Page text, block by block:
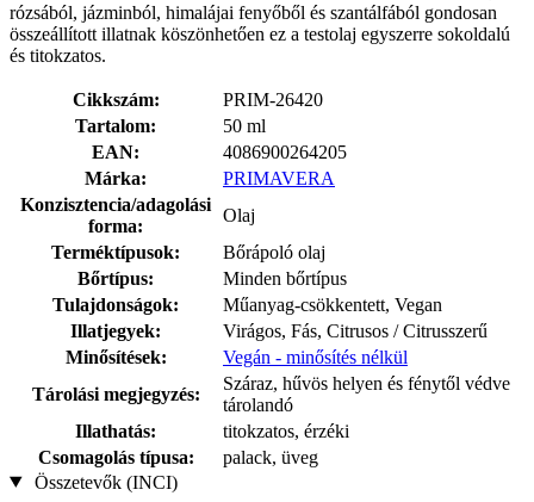
rózsából, jázminból, himalájai fenyőből és szantálfából gondosan
összeállított illatnak köszönhetően ez a testolaj egyszerre sokoldalú
és titokzatos.
Cikkszám:
PRIM-26420
Tartalom:
50 ml
EAN:
4086900264205
Márka:
PRIMAVERA
Konzisztencia/adagolási
forma:
Olaj
Terméktípusok:
Bőrápoló olaj
Bőrtípus:
Minden bőrtípus
Tulajdonságok:
Műanyag-csökkentett, Vegan
Illatjegyek:
Virágos, Fás, Citrusos / Citrusszerű
Minősítések:
Vegán - minősítés nélkül
Tárolási megjegyzés:
Száraz, hűvös helyen és fénytől védve
tárolandó
Illathatás:
titokzatos, érzéki
Csomagolás típusa:
palack, üveg
Összetevők (INCI)